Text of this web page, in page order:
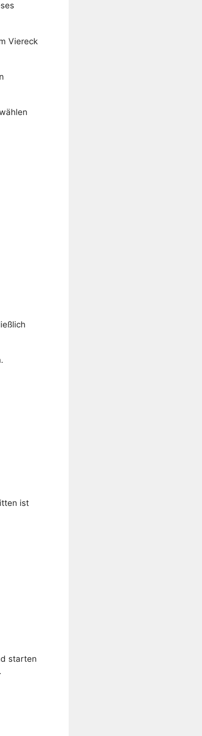
Viereck
ist
starten